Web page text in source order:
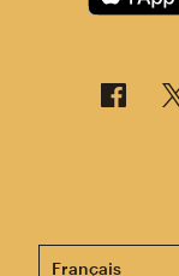
Cette page